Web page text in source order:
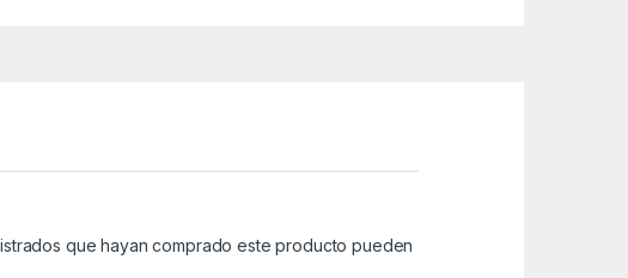
que hayan comprado este producto pueden